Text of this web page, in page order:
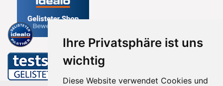
Ihre Privatsphäre ist uns
wichtig
Diese Website verwendet Cookies und